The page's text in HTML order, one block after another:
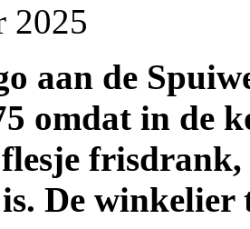
2025
aan de
omdat in de
flesje
De winkelier